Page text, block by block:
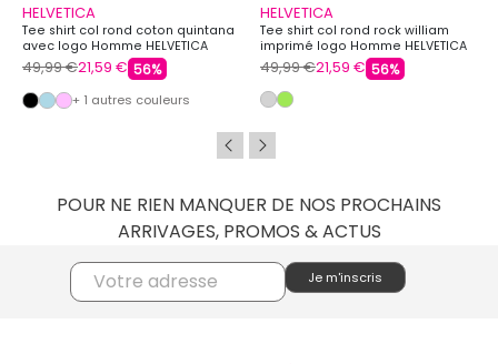
HELVETICA
Tee shirt col rond coton quintana
avec logo Homme HELVETICA
49,99 €21,59 € 56%
+ 1 autres couleurs
HELVETICA
Tee shirt col rond rock william
imprimé logo Homme HELVETICA
49,99 €21,59 € 56%
POUR NE RIEN MANQUER DE NOS PROCHAINS
ARRIVAGES, PROMOS & ACTUS